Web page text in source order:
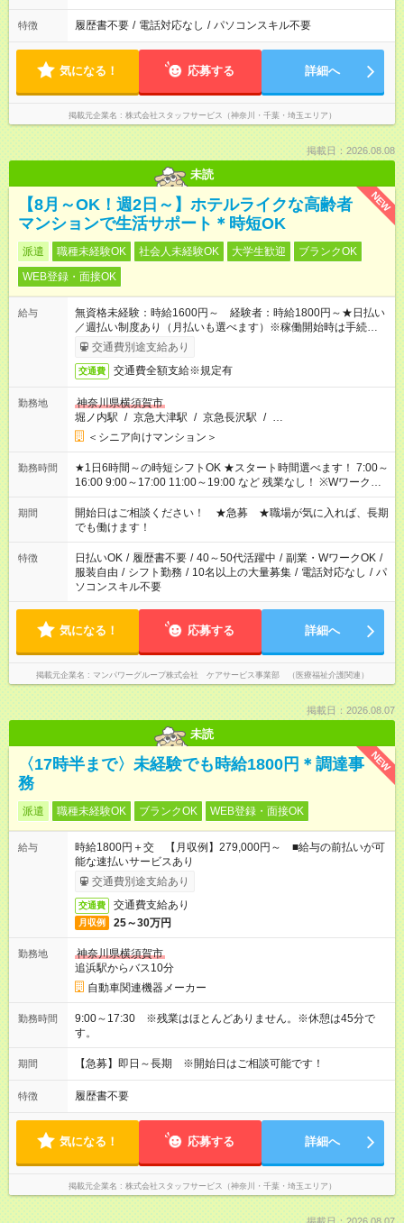
特徴 履歴書不要 / 電話対応なし / パソコンスキル不要
気になる！ 応募する 詳細へ
掲載元企業名 株式会社スタッフサービス（神奈川・千葉・埼玉エリア）
掲載日：2026.08.08
未読
NEW
【8月～OK！週2日～】ホテルライクな高齢者
マンションで生活サポート＊時短OK
派遣 職種未経験OK 社会人未経験OK 大学生歓迎
ブランクOK
WEB登録・面接OK
給与
無資格未経験：時給1600円～ 経験者：時給1800円～★日払い
／週払い制度あり（月払いも選べます）※稼働開始時は手続き完
了次第のお支払いとなります。
交通費別途支給あり
交通費 交通費全額支給※規定有
勤務地
神奈川県横須賀市
堀ノ内駅 / 京急大津駅 / 京急長沢駅 / …
＜シニア向けマンション＞
勤務時間
★1日6時間～の時短シフトOK ★スタート時間選べます！ 7:00～
16:00 9:00～17:00 11:00～19:00 など 残業なし！ ※Wワークの
場合、他のお仕事と合わせ週40時間超の就業はご案内できませ
ん ※法令に基づき、週20時間以上勤務は社会保険への加入対象
となります ※労働者派遣法（日雇い派遣の原則禁止）により、
短時間・短期間の就業はご案内が難しい場合があります
期間
開始日はご相談ください！ ★急募 ★職場が気に入れば、長期
でも働けます！
特徴 日払いOK / 履歴書不要 / 40～50代活躍中 / 副業・WワークOK /
服装自由 / シフト勤務 / 10名以上の大量募集 / 電話対応なし / パ
ソコンスキル不要
気になる！ 応募する 詳細へ
掲載元企業名 マンパワーグループ株式会社 ケアサービス事業部 （医療福祉介護関連）
掲載日：2026.08.07
未読
NEW
〈17時半まで〉未経験でも時給1800円＊調達事
務
派遣 職種未経験OK ブランクOK WEB登録・面接OK
給与
時給1800円＋交 【月収例】279,000円～ ■給与の前払いが可
能な速払いサービスあり
交通費別途支給あり
交通費 交通費支給あり
月収例 25～30万円
勤務地
神奈川県横須賀市
追浜駅からバス10分
自動車関連機器メーカー
勤務時間
9:00～17:30 ※残業はほとんどありません。※休憩は45分で
す。
期間 【急募】即日～長期 ※開始日はご相談可能です！
特徴 履歴書不要
気になる！ 応募する 詳細へ
掲載元企業名 株式会社スタッフサービス（神奈川・千葉・埼玉エリア）